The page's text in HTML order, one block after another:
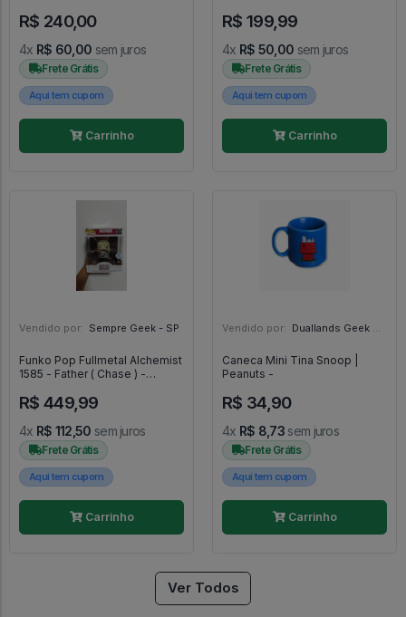
R$ 240,00
4x R$ 60,00 sem juros
Frete Grátis
Aqui tem cupom
Carrinho
R$ 199,99
4x R$ 50,00 sem juros
Frete Grátis
Aqui tem cupom
Carrinho
Vendido por: Sempre Geek - SP
Funko Pop Fullmetal Alchemist
1585 - Father ( Chase ) -
R$ 449,99
4x R$ 112,50 sem juros
Frete Grátis
Aqui tem cupom
Carrinho
Vendido por: Duallands Geek Store - RS
Caneca Mini Tina Snoop |
Peanuts -
R$ 34,90
4x R$ 8,73 sem juros
Frete Grátis
Aqui tem cupom
Carrinho
Ver Todos